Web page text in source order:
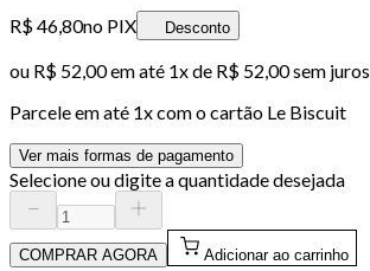
R$ 46,80no PIX Desconto
ou R$ 52,00em até 1x de R$ 52,00sem juros
Parcele em até 1x com o cartão Le Biscuit
Ver mais formas de pagamento
Selecione ou digite a quantidade desejada
COMPRAR AGORA Adicionar ao carrinho